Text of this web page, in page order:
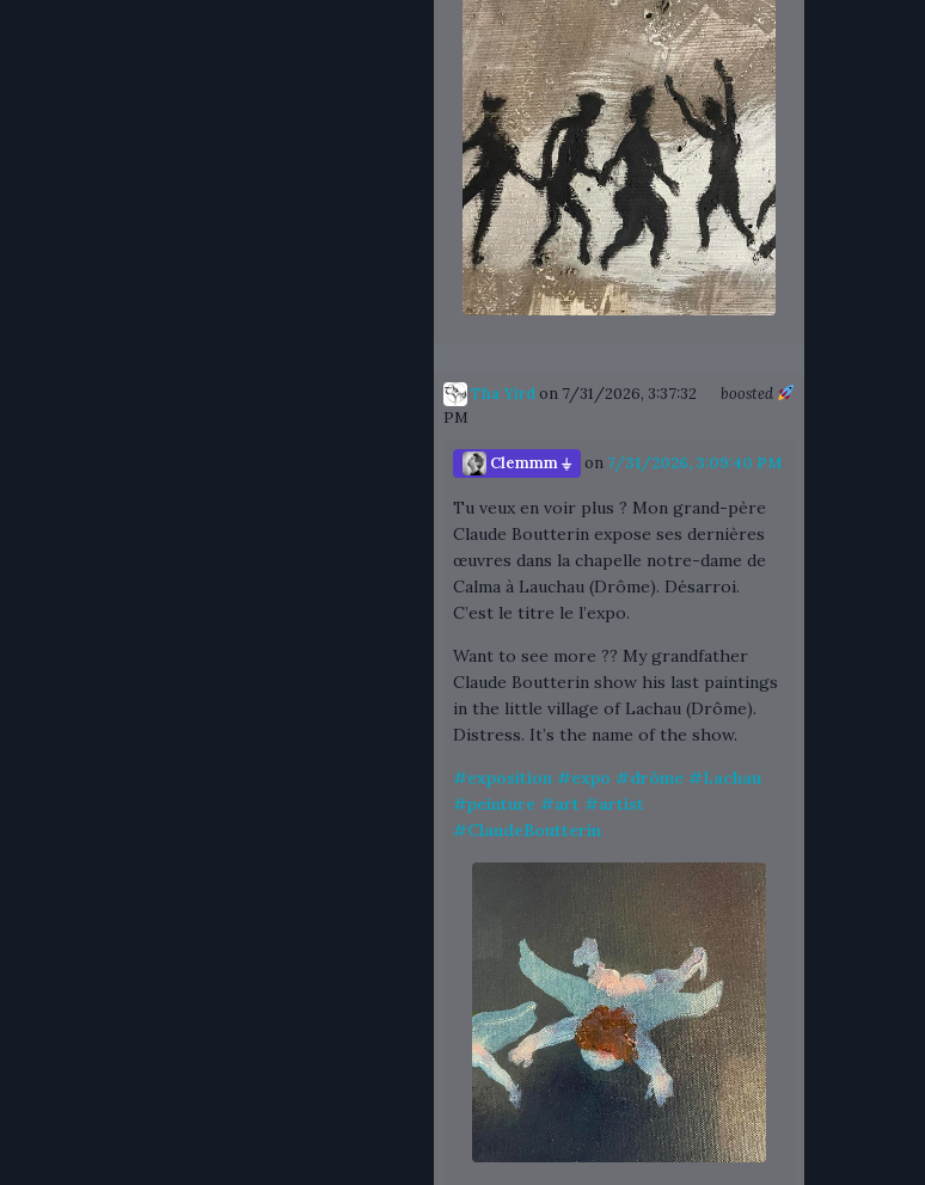
boosted
Tha Yird on 7/31/2026, 3:37:32
PM
Clemmm ⏚ on 7/31/2026, 3:09:40 PM
Tu veux en voir plus ? Mon grand-père
Claude Boutterin expose ses dernières
œuvres dans la chapelle notre-dame de
Calma à Lauchau (Drôme). Désarroi.
C’est le titre le l’expo.
Want to see more ?? My grandfather
Claude Boutterin show his last paintings
in the little village of Lachau (Drôme).
Distress. It’s the name of the show.
#exposition #expo #drôme #Lachau
#peinture #art #artist
#ClaudeBoutterin